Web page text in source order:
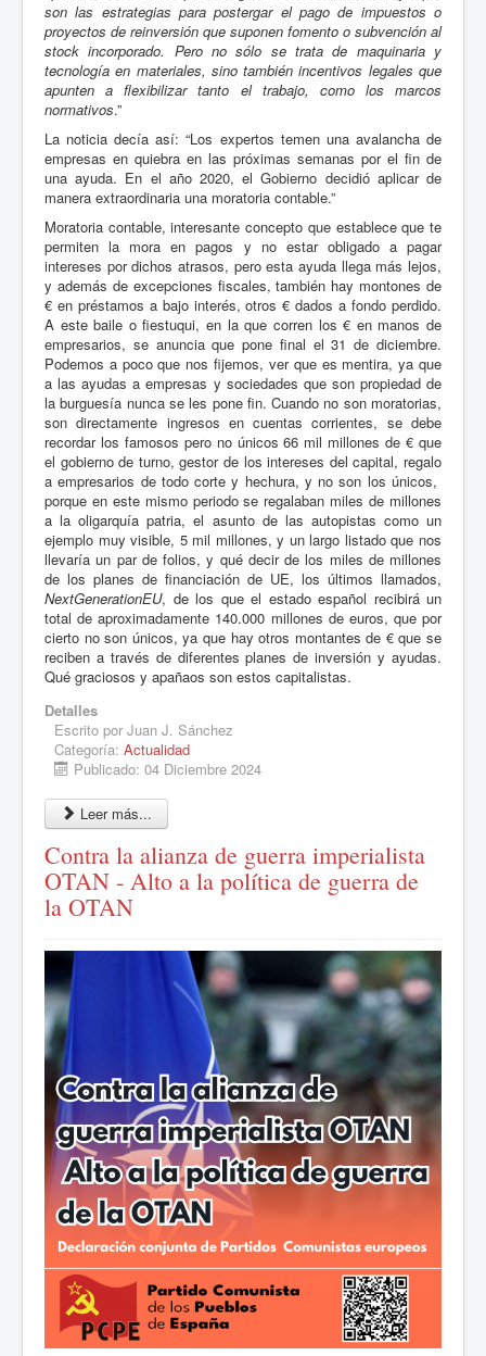
son las estrategias para postergar el pago de impuestos o
proyectos de reinversión que suponen fomento o subvención al
stock incorporado. Pero no sólo se trata de maquinaria y
tecnología en materiales, sino también incentivos legales que
apunten a flexibilizar tanto el trabajo, como los marcos
normativos.”
La noticia decía así: “Los expertos temen una avalancha de
empresas en quiebra en las próximas semanas por el fin de
una ayuda. En el año 2020, el Gobierno decidió aplicar de
manera extraordinaria una moratoria contable.”
Moratoria contable, interesante concepto que establece que te
permiten la mora en pagos y no estar obligado a pagar
intereses por dichos atrasos, pero esta ayuda llega más lejos,
y además de excepciones fiscales, también hay montones de
€ en préstamos a bajo interés, otros € dados a fondo perdido.
A este baile o fiestuqui, en la que corren los € en manos de
empresarios, se anuncia que pone final el 31 de diciembre.
Podemos a poco que nos fijemos, ver que es mentira, ya que
a las ayudas a empresas y sociedades que son propiedad de
la burguesía nunca se les pone fin. Cuando no son moratorias,
son directamente ingresos en cuentas corrientes, se debe
recordar los famosos pero no únicos 66 mil millones de € que
el gobierno de turno, gestor de los intereses del capital, regalo
a empresarios de todo corte y hechura, y no son los únicos,
porque en este mismo periodo se regalaban miles de millones
a la oligarquía patria, el asunto de las autopistas como un
ejemplo muy visible, 5 mil millones, y un largo listado que nos
llevaría un par de folios, y qué decir de los miles de millones
de los planes de financiación de UE, los últimos llamados,
NextGenerationEU, de los que el estado español recibirá un
total de aproximadamente 140.000 millones de euros, que por
cierto no son únicos, ya que hay otros montantes de € que se
reciben a través de diferentes planes de inversión y ayudas.
Qué graciosos y apañaos son estos capitalistas.
Detalles
Escrito por Juan J. Sánchez
Categoría: Actualidad
Publicado: 04 Diciembre 2024
Leer más...
Contra la alianza de guerra imperialista
OTAN - Alto a la política de guerra de
la OTAN